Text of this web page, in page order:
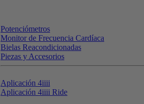
Potenciómetros
Monitor de Frecuencia Cardíaca
Bielas Reacondicionadas
Piezas y Accesorios
Aplicación 4iiii
Aplicación 4iiii Ride